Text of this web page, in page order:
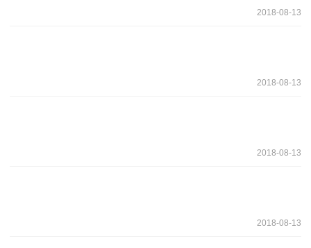
2018-08-13
2018-08-13
2018-08-13
2018-08-13